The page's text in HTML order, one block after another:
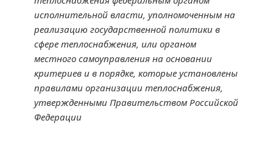
исполнительной власти, уполномоченным на
реализацию государственной политики в
сфере теплоснабжения, или органом
местного самоуправления на основании
критериев и в порядке, которые установлены
правилами организации теплоснабжения,
утвержденными Правительством Российской
Федерации